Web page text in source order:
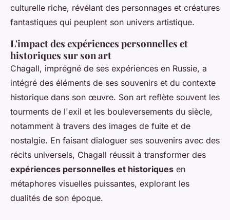
culturelle riche, révélant des personnages et créatures
fantastiques qui peuplent son univers artistique.
L'impact des expériences personnelles et
historiques sur son art
Chagall, imprégné de ses expériences en Russie, a
intégré des éléments de ses souvenirs et du contexte
historique dans son œuvre. Son art reflète souvent les
tourments de l'exil et les bouleversements du siècle,
notamment à travers des images de fuite et de
nostalgie. En faisant dialoguer ses souvenirs avec des
récits universels, Chagall réussit à transformer des
expériences personnelles et historiques en
métaphores visuelles puissantes, explorant les
dualités de son époque.